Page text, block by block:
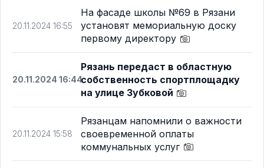
20.11.2024 16:55
На фасаде школы №69 в Рязани
установят мемориальную доску
первому директору
20.11.2024 16:44
Рязань передаст в областную
собственность спортплощадку
на улице Зубковой
20.11.2024 15:58
Рязанцам напомнили о важности
своевременной оплаты
коммунальных услуг